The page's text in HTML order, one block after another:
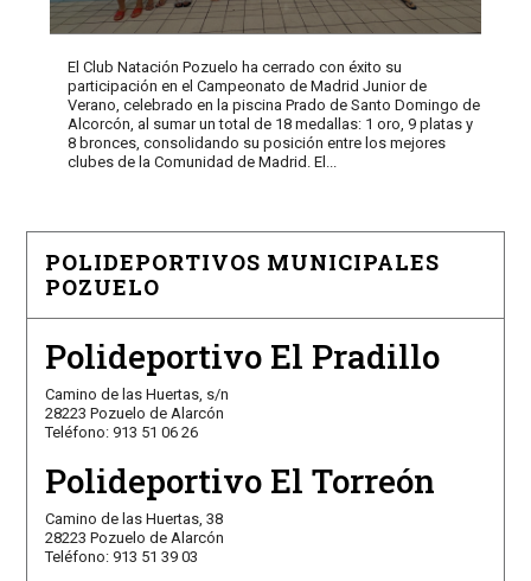
El Club Natación Pozuelo ha cerrado con éxito su
participación en el Campeonato de Madrid Junior de
Verano, celebrado en la piscina Prado de Santo Domingo de
Alcorcón, al sumar un total de 18 medallas: 1 oro, 9 platas y
8 bronces, consolidando su posición entre los mejores
clubes de la Comunidad de Madrid. El...
POLIDEPORTIVOS MUNICIPALES
POZUELO
Polideportivo El Pradillo
Camino de las Huertas, s/n
28223 Pozuelo de Alarcón
Teléfono: 913 51 06 26
Polideportivo El Torreón
Camino de las Huertas, 38
28223 Pozuelo de Alarcón
Teléfono: 913 51 39 03